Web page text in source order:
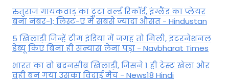
रुतुराज गायकवाड़ का टूटा वर्ल्ड रिकॉर्ड, इंग्लैंड का प्लेयर
बना नंबर-1; लिस्ट-ए में सबसे ज्यादा औसत - Hindustan
5 खिलाड़ी जिन्हें टीम इंडिया में जगह तो मिली, इंटरनेशनल
डेब्यू किए बिना ही संन्यास लेना पड़ा - Navbharat Times
भारत का वो बदनसीब खिलाड़ी, जिसने 1 ही टेस्ट खेला और
वही बन गया उसका विदाई मैच - News18 Hindi